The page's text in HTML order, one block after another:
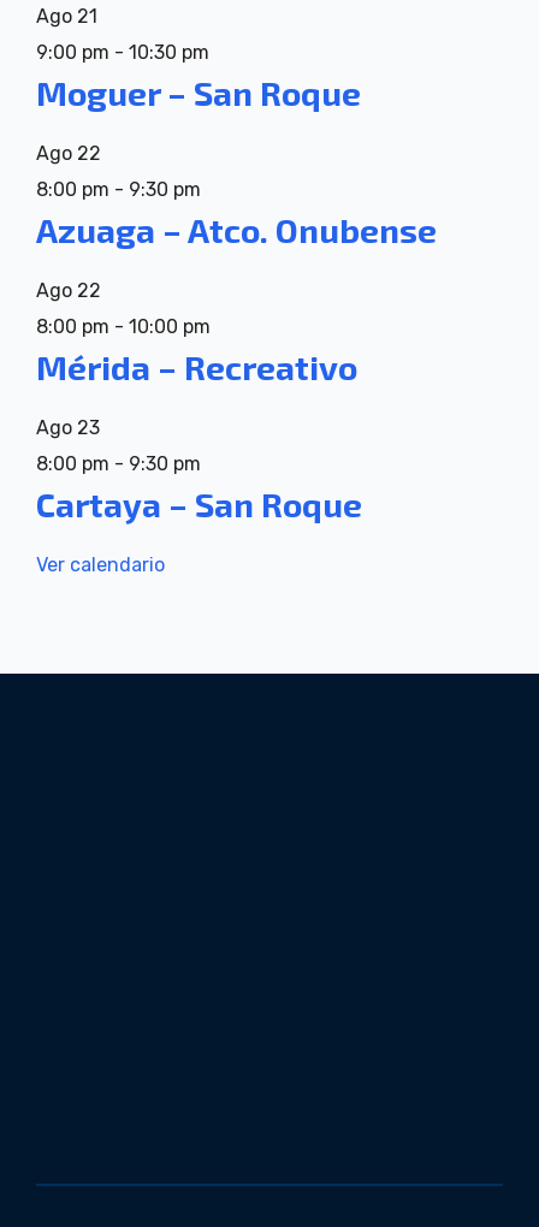
Ago 21
9:00 pm - 10:30 pm
Moguer – San Roque
Ago 22
8:00 pm - 9:30 pm
Azuaga – Atco. Onubense
Ago 22
8:00 pm - 10:00 pm
Mérida – Recreativo
Ago 23
8:00 pm - 9:30 pm
Cartaya – San Roque
Ver calendario